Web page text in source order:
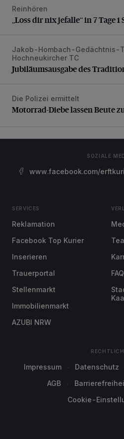
„Loss dir nix jefalle“ in 7 Tage 1
Reinhören
„Loss dir nix jefalle“ in 7 Tage 1
Jubiläumsausgabe des
Jakob-Hombach-Gedächtnis-
Hochneukircher TC
Jubiläumsausgabe des
Motorrad-Diebe lassen Beute
Die Polizei ermittelt
Motorrad-Diebe lassen Beute
SOZIALE
www.facebook.com/
SERVICES
Reklamation
Facebook Top Kurier
Inserieren
Trauerportal
Stellenmarkt
Immobilienmarkt
AZUBI NRW
FAQ
Impressum Datenschutz
AGB
Cookie-